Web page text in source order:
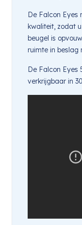
De Falcon Eyes
kwaliteit, zodat
beugel is
ruimte in beslag
De Falcon Eyes
verkrijgbaar in